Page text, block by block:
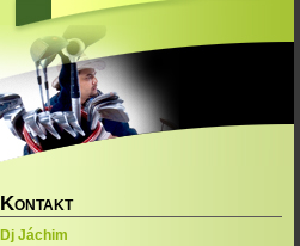
KONTAKT
Dj Jáchim